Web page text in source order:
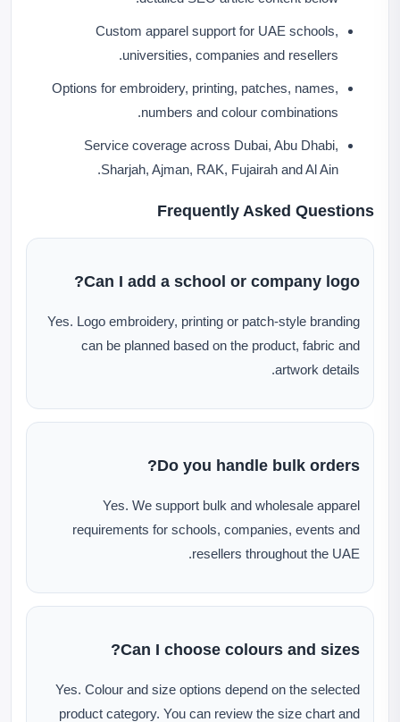
Custom apparel support for UAE schools,
universities, companies and resellers.
Options for embroidery, printing, patches, names,
numbers and colour combinations.
Service coverage across Dubai, Abu Dhabi,
Sharjah, Ajman, RAK, Fujairah and Al Ain.
Frequently Asked Questions
Can I add a school or company logo?
Yes. Logo embroidery, printing or patch-style branding
can be planned based on the product, fabric and
artwork details.
Do you handle bulk orders?
Yes. We support bulk and wholesale apparel
requirements for schools, companies, events and
resellers throughout the UAE.
Can I choose colours and sizes?
Yes. Colour and size options depend on the selected
product category. You can review the size chart and